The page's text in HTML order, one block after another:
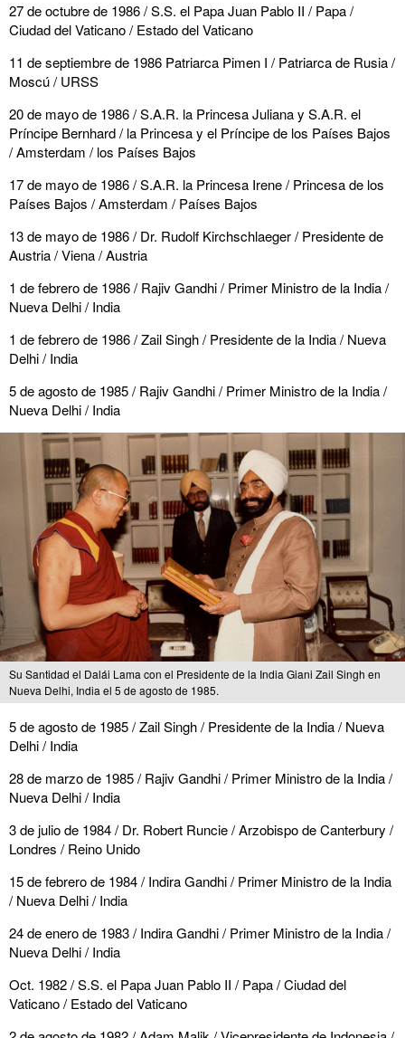
27 de octubre de 1986 / S.S. el Papa Juan Pablo II / Papa /
Ciudad del Vaticano / Estado del Vaticano
11 de septiembre de 1986 Patriarca Pimen I / Patriarca de Rusia /
Moscú / URSS
20 de mayo de 1986 / S.A.R. la Princesa Juliana y S.A.R. el
Príncipe Bernhard / la Princesa y el Príncipe de los Países Bajos
/ Amsterdam / los Países Bajos
17 de mayo de 1986 / S.A.R. la Princesa Irene / Princesa de los
Países Bajos / Amsterdam / Países Bajos
13 de mayo de 1986 / Dr. Rudolf Kirchschlaeger / Presidente de
Austria / Viena / Austria
1 de febrero de 1986 / Rajiv Gandhi / Primer Ministro de la India /
Nueva Delhi / India
1 de febrero de 1986 / Zail Singh / Presidente de la India / Nueva
Delhi / India
5 de agosto de 1985 / Rajiv Gandhi / Primer Ministro de la India /
Nueva Delhi / India
Su Santidad el Dalái Lama con el Presidente de la India Giani Zail Singh en
Nueva Delhi, India el 5 de agosto de 1985.
5 de agosto de 1985 / Zail Singh / Presidente de la India / Nueva
Delhi / India
28 de marzo de 1985 / Rajiv Gandhi / Primer Ministro de la India /
Nueva Delhi / India
3 de julio de 1984 / Dr. Robert Runcie / Arzobispo de Canterbury /
Londres / Reino Unido
15 de febrero de 1984 / Indira Gandhi / Primer Ministro de la India
/ Nueva Delhi / India
24 de enero de 1983 / Indira Gandhi / Primer Ministro de la India /
Nueva Delhi / India
Oct. 1982 / S.S. el Papa Juan Pablo II / Papa / Ciudad del
Vaticano / Estado del Vaticano